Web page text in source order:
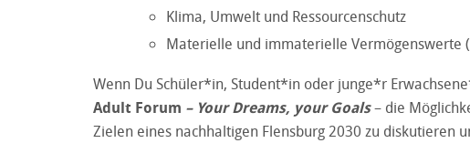
Klima, Umwelt und Ressourcenschutz
Materielle und immaterielle Vermögenswerte
Wenn Du Schüler*in, Student*in oder junge*r
Adult Forum – Your Dreams, your Goals– die
Zielen eines nachhaltigen Flensburg 2030 zu diskutieren